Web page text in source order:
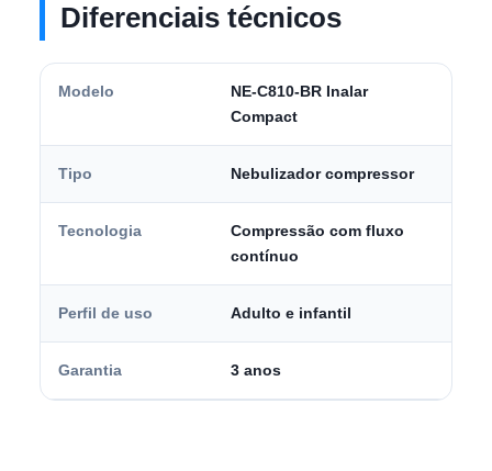
Diferenciais técnicos
Modelo
NE-C810-BR Inalar
Compact
Tipo Nebulizador compressor
Tecnologia
Compressão com fluxo
contínuo
Perfil de uso Adulto e infantil
Garantia 3 anos